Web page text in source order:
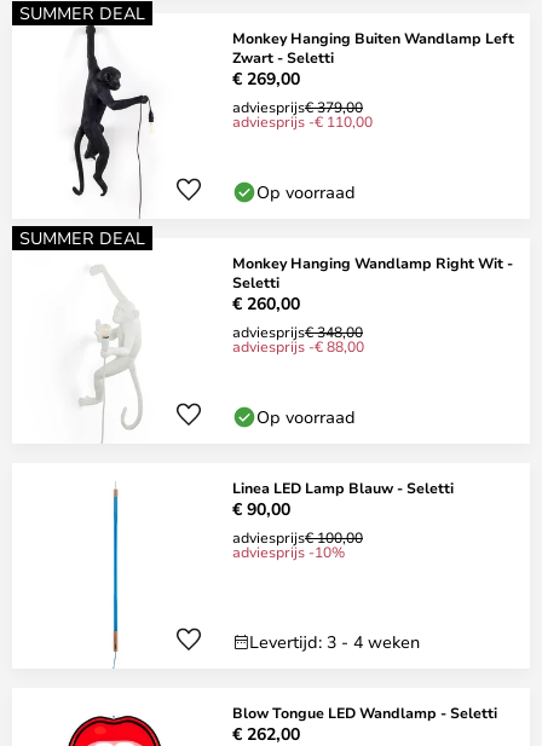
SUMMER DEAL
Monkey Hanging Buiten Wandlamp Left
Zwart - Seletti
€ 269,00
adviesprijs€ 379,00
adviesprijs -€ 110,00
Op voorraad
SUMMER DEAL
Monkey Hanging Wandlamp Right Wit -
Seletti
€ 260,00
adviesprijs€ 348,00
adviesprijs -€ 88,00
Op voorraad
Linea LED Lamp Blauw - Seletti
€ 90,00
adviesprijs€ 100,00
adviesprijs -10%
Levertijd: 3 - 4 weken
Blow Tongue LED Wandlamp - Seletti
€ 262,00